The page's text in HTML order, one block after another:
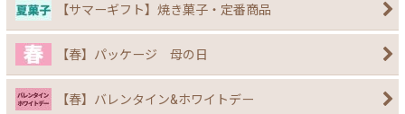
【サマーギフト】焼き菓子・定番商品
【春】パッケージ 母の日
【春】バレンタイン&ホワイトデー